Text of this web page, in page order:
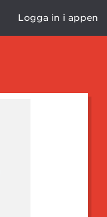
Logga in i appen